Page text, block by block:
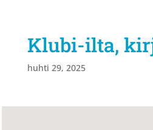
Klubi-ilta,
huhti 29, 2025